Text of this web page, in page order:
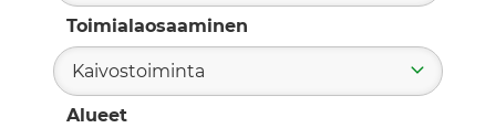
Toimialaosaaminen
Kaivostoiminta
Alueet